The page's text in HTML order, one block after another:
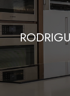
SIGNÉE
QUÉBEC
TRUCS
ET